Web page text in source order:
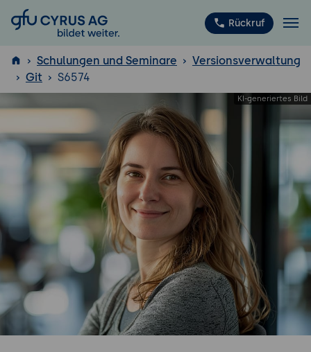
GFU Cyrus AG Rückruf
ISTQB ®
Schulungen und Seminare
Versionsverwaltung
Git
S6574